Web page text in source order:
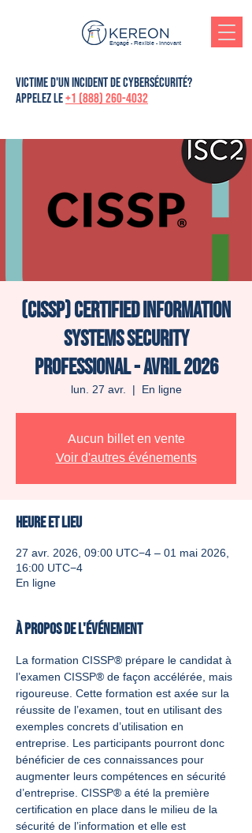
Engagé - Flexible - Innovant
victime d'un incident de cybersécurité?
Appelez le+1 (888) 260-4032
(CISSP) Certified Information
Systems Security
Professional - Avril 2026
lun. 27 avr.
  |
En ligne
Aucun billet en vente
Voir d'autres événements
Heure et lieu
27 avr. 2026, 09:00 UTC−4 – 01 mai 2026,
16:00 UTC−4
En ligne
À propos de l'événement
La formation CISSP® prépare le candidat à
l’examen CISSP® de façon accélérée, mais
rigoureuse. Cette formation est axée sur la
réussite de l’examen, tout en utilisant des
exemples concrets d’utilisation en
entreprise. Les participants pourront donc
bénéficier de ces connaissances pour
augmenter leurs compétences en sécurité
d’entreprise. CISSP® a été la première
certification en place dans le milieu de la
sécurité de l’information et elle est